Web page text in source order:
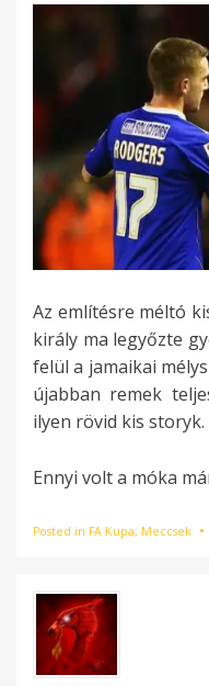
Az említésre méltó
király ma legyőzte
felül a jamaikai
újabban remek
ilyen rövid kis storyk.
Ennyi volt a móka
Posted in FA Kupa, Meccsek